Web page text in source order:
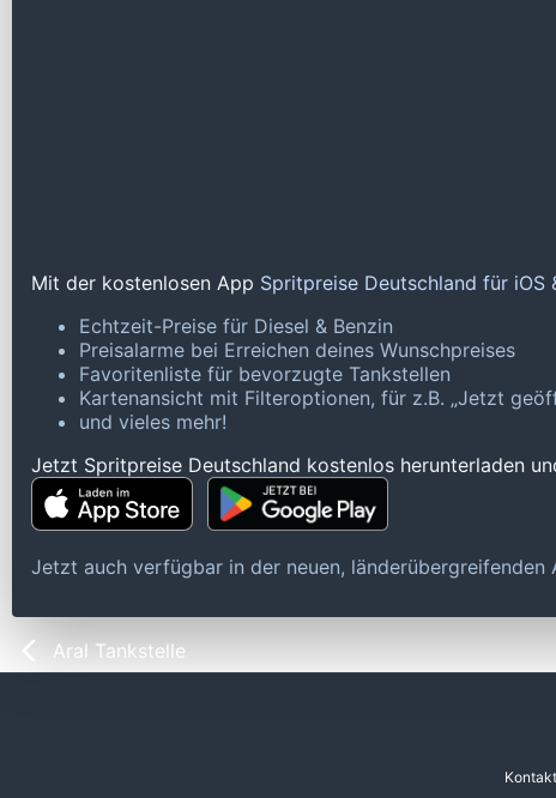
Mit der kostenlosen App Spritpreise Deutschland für iOS
Echtzeit-Preise für Diesel & Benzin
Preisalarme bei Erreichen deines Wunschpreises
Favoritenliste für bevorzugte Tankstellen
Kartenansicht mit Filteroptionen, für z.B. „Jetzt
und vieles mehr!
Jetzt Spritpreise Deutschland kostenlos herunterladen
Jetzt auch verfügbar in der neuen, länderübergreifenden
Aral Tankstelle
Kontakt